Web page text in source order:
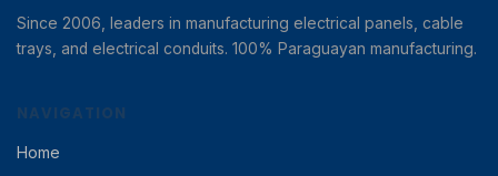
Since 2006, leaders in manufacturing electrical panels, cable
trays, and electrical conduits. 100% Paraguayan manufacturing.
NAVIGATION
Home